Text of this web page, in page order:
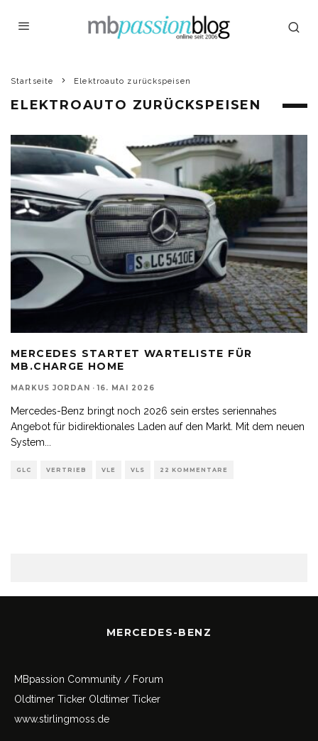
Startseite Elektroauto zurückspeisen
ELEKTROAUTO ZURÜCKSPEISEN
MERCEDES STARTET WARTELISTE FÜR
MB.CHARGE HOME
MARKUS JORDAN · 16. MAI 2026
Mercedes-Benz bringt noch 2026 sein erstes seriennahes
Angebot für bidirektionales Laden auf den Markt. Mit dem neuen
System
GLC VERTRIEB VLE VLS 22 KOMMENTARE
MERCEDES-BENZ
MBpassion Community / Forum
Oldtimer Ticker Oldtimer Ticker
www.stirlingmoss.de